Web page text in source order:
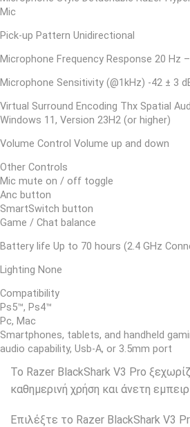
Mic
Pick-up Pattern Unidirectional
Microphone Frequency Response 20 Hz
Microphone Sensitivity (@1kHz) -42 ± 3
Virtual Surround Encoding Thx Spatial
Windows 11, Version 23H2 (or higher)
Volume Control Volume up and down
Other Controls
Mic mute on / off toggle
Anc button
SmartSwitch button
Game / Chat balance
Battery life Up to 70 hours (2.4 GHz
Lighting None
Compatibility
Ps5™, Ps4™
Pc, Mac
Smartphones, tablets, and handheld
audio capability, Usb-A, or 3.5mm port
Το Razer BlackShark V3 Pro
καθημερινή χρήση και άνετη
Επιλέξτε το Razer BlackShark V3